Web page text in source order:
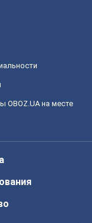
OBOZ.UA на месте